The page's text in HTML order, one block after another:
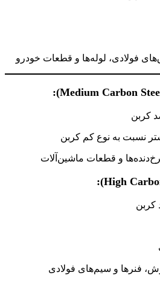
فولادی، لوله‌ها و قطعات خودرو
نسبت به نوع کم کربن
و قطعات ماشین‌آلات
فنرها و سیم‌های فولادی